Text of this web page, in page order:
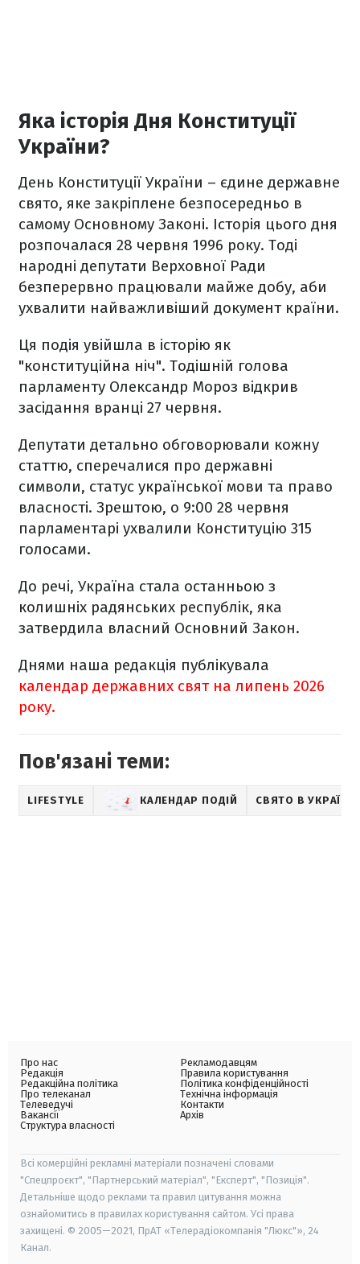
Яка історія Дня Конституції
України?
День Конституції України – єдине державне
свято, яке закріплене безпосередньо в
самому Основному Законі. Історія цього дня
розпочалася 28 червня 1996 року. Тоді
народні депутати Верховної Ради
безперервно працювали майже добу, аби
ухвалити найважливіший документ країни.
Ця подія увійшла в історію як
"конституційна ніч". Тодішній голова
парламенту Олександр Мороз відкрив
засідання вранці 27 червня.
Депутати детально обговорювали кожну
статтю, сперечалися про державні
символи, статус української мови та право
власності. Зрештою, о 9:00 28 червня
парламентарі ухвалили Конституцію 315
голосами.
До речі, Україна стала останньою з
колишніх радянських республік, яка
затвердила власний Основний Закон.
Днями наша редакція публікувала
календар державних свят на липень 2026
року.
Пов'язані теми:
LIFESTYLE КАЛЕНДАР ПОДІЙ СВЯТО В УКРАЇНІ
Про нас
Редакція
Редакційна політика
Про телеканал
Телеведучі
Вакансії
Структура власності
Рекламодавцям
Правила користування
Політика конфіденційності
Технічна інформація
Контакти
Архів
Всі комерційні рекламні матеріали позначені словами
"Спецпроєкт", "Партнерський матеріал", "Експерт", "Позиція".
Детальніше щодо реклами та правил цитування можна
ознайомитись в правилах користування сайтом. Усі права
захищені. © 2005—2021, ПрАТ «Телерадіокомпанія "Люкс"», 24
Канал.